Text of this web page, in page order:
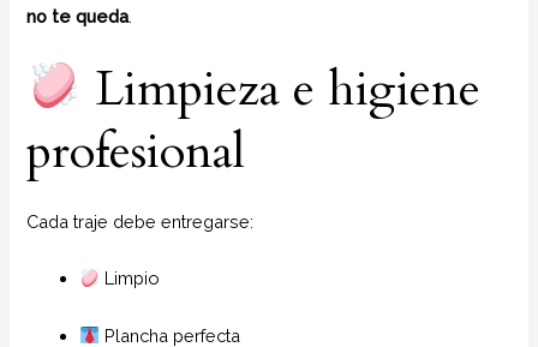
no te queda.
Limpieza e higiene
profesional
Cada traje debe entregarse:
Limpio
Plancha perfecta